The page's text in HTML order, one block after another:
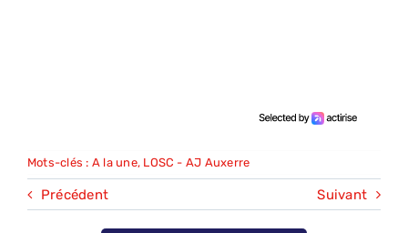
Mots-clés : A la une, LOSC - AJ Auxerre
Précédent Suivant